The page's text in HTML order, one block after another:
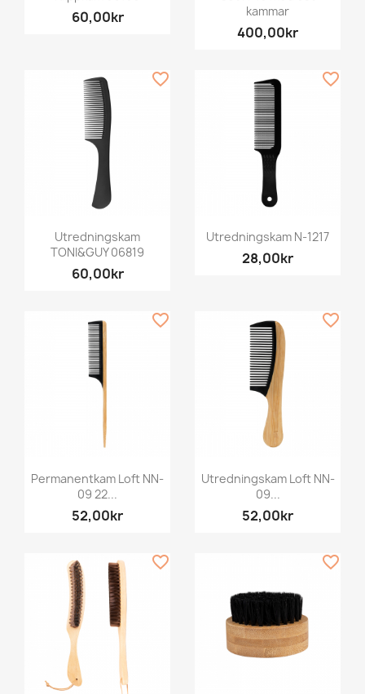
60,00kr
kammar
400,00kr
Utredningskam
TONI&GUY 06819
60,00kr
favorite_border
Utredningskam N-1217
28,00kr
favorite_border
Permanentkam Loft NN-
09 22...
52,00kr
favorite_border
Utredningskam Loft NN-
09...
52,00kr
favorite_border
favorite_border favorite_border